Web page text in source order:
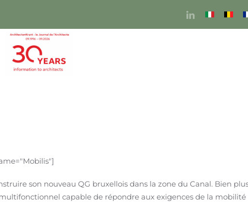
son nouveau QG bruxellois dans la zone du Canal. Bien
capable de répondre aux exigences de la mobilité